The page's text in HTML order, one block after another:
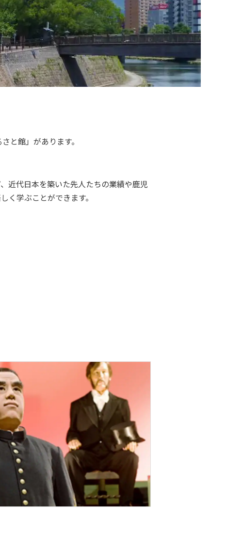
と館」があります。
近代日本を築いた先人たちの業績や鹿児
く学ぶことができます。